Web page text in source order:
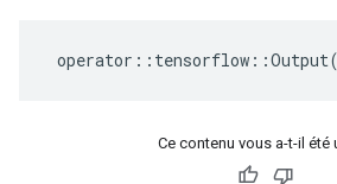
operator :: tensorflow ::Output
Ce contenu vous a-t-il été